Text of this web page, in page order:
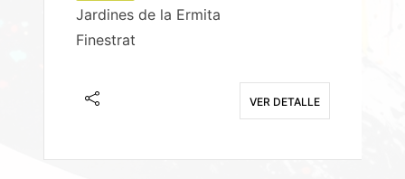
Jardines de la Ermita
Finestrat
VER DETALLE